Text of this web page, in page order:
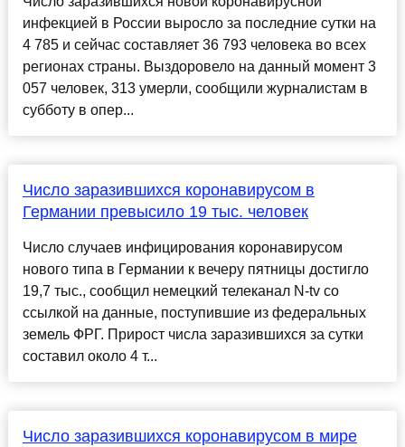
инфекцией в России выросло за последние сутки на
4 785 и сейчас составляет 36 793 человека во всех
регионах страны. Выздоровело на данный момент 3
057 человек, 313 умерли, сообщили журналистам в
субботу в опер...
Число заразившихся коронавирусом в
Германии превысило 19 тыс. человек
Число случаев инфицирования коронавирусом
нового типа в Германии к вечеру пятницы достигло
19,7 тыс., сообщил немецкий телеканал N-tv со
ссылкой на данные, поступившие из федеральных
земель ФРГ. Прирост числа заразившихся за сутки
составил около 4 т...
Число заразившихся коронавирусом в мире